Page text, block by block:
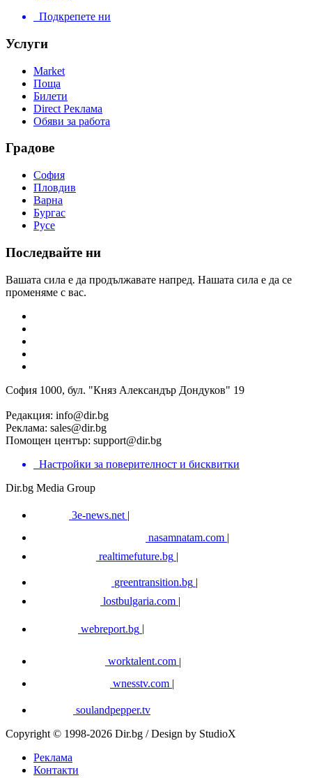
Подкрепете ни
Услуги
Market
Поща
Билети
Direct Реклама
Обяви за работа
Градове
София
Пловдив
Варна
Бургас
Русе
Последвайте ни
Вашата сила е да продължавате напред. Нашата сила е да се
променяме с вас.
София 1000, бул. "Княз Александър Дондуков" 19
Редакция: info@dir.bg
Реклама: sales@dir.bg
Помощен център: support@dir.bg
Настройки за поверителност и бисквитки
Dir.bg Media Group
3e-news.net |
nasamnatam.com |
realtimefuture.bg |
greentransition.bg |
lostbulgaria.com |
webreport.bg
worktalent.com |
wnesstv.com |
soulandpepper.tv
Copyright © 1998-2026 Dir.bg / Design by StudioX
Реклама
Контакти